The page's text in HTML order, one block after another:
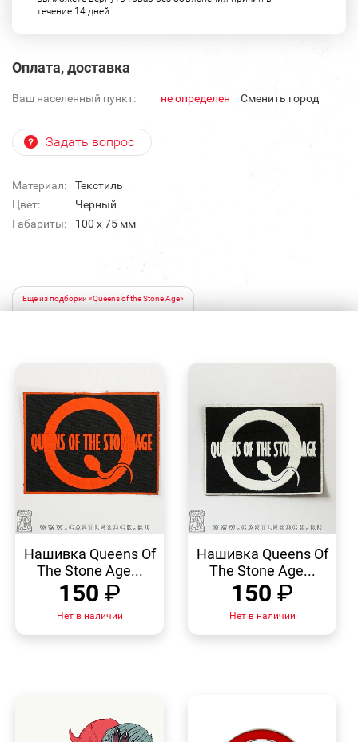
течение 14 дней
Оплата, доставка
Ваш населенный пункт: не определен Cменить город
Задать вопрос
Материал:
Текстиль
Цвет:
Черный
Габариты:
100 x 75 мм
Еще из подборки «Queens of the Stone Age»
ПРОСМОТР
Нашивка Queens Of
The Stone Age...
150 ₽
Нет в наличии
ПРОСМОТР
Нашивка Queens Of
The Stone Age...
150 ₽
Нет в наличии